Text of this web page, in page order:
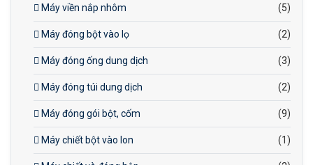
Máy viền nắp nhôm (5)
Máy đóng bột vào lọ (2)
Máy đóng ống dung dịch (3)
Máy đóng túi dung dịch (2)
Máy đóng gói bột, cốm (9)
Máy chiết bột vào lon (1)